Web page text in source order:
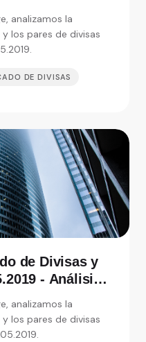
analizamos la
los pares de divisas
DE DIVISAS
de Divisas y
- Análisis
analizamos la
los pares de divisas